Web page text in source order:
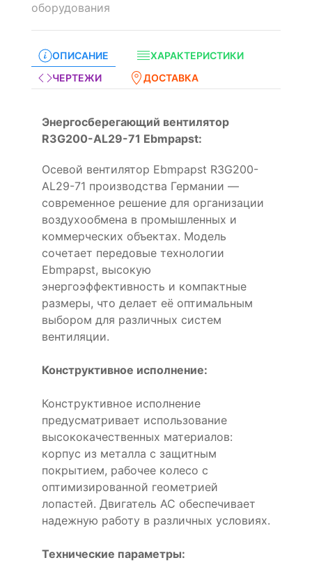
оборудования
ОПИСАНИЕ
ХАРАКТЕРИСТИКИ
ЧЕРТЕЖИ
ДОСТАВКА
Энергосберегающий вентилятор
R3G200-AL29-71 Ebmpapst:
Осевой вентилятор Ebmpapst R3G200-
AL29-71 производства Германии —
современное решение для организации
воздухообмена в промышленных и
коммерческих объектах. Модель
сочетает передовые технологии
Ebmpapst, высокую
энергоэффективность и компактные
размеры, что делает её оптимальным
выбором для различных систем
вентиляции.
Конструктивное исполнение:
Конструктивное исполнение
предусматривает использование
высококачественных материалов:
корпус из металла с защитным
покрытием, рабочее колесо с
оптимизированной геометрией
лопастей. Двигатель AC обеспечивает
надежную работу в различных условиях.
Технические параметры: